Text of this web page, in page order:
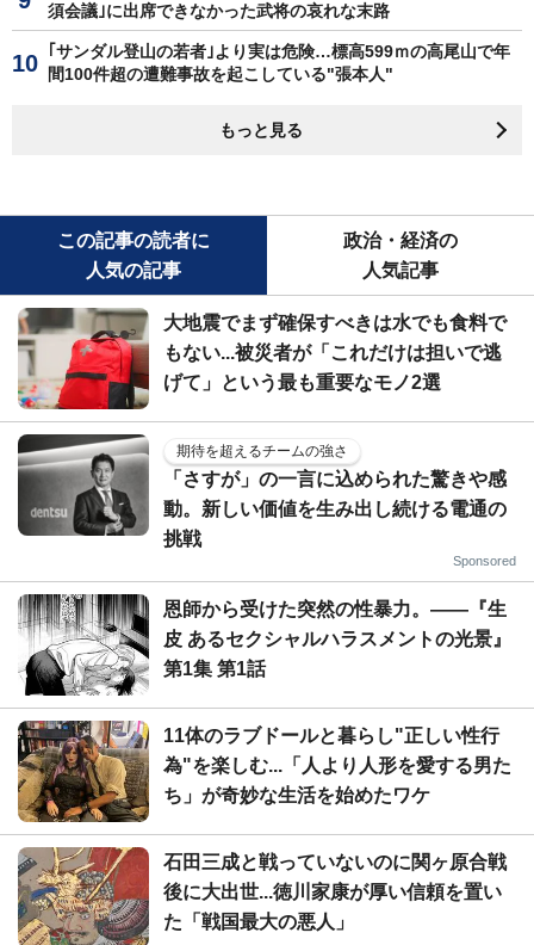
須会議｣に出席できなかった武将の哀れな末路
｢サンダル登山の若者｣より実は危険…標高599ｍの高尾山で年
間100件超の遭難事故を起こしている"張本人"
もっと見る
この記事の読者に
人気の記事
政治・経済の
人気記事
大地震でまず確保すべきは水でも食料で
もない...被災者が「これだけは担いで逃
げて」という最も重要なモノ2選
期待を超えるチームの強さ
「さすが」の一言に込められた驚きや感
動。新しい価値を生み出し続ける電通の
挑戦
Sponsored
恩師から受けた突然の性暴力。――『生
皮 あるセクシャルハラスメントの光景』
第1集 第1話
11体のラブドールと暮らし"正しい性行
為"を楽しむ...「人より人形を愛する男た
ち」が奇妙な生活を始めたワケ
石田三成と戦っていないのに関ヶ原合戦
後に大出世...徳川家康が厚い信頼を置い
た「戦国最大の悪人」